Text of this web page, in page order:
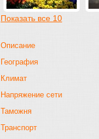
Показать все 10
Описание
География
Климат
Напряжение сети
Таможня
Транспорт